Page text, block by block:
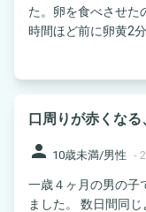
た。卵を食べさせた
時間ほど前に卵黄2分
口周りが赤くな
person 10歳未満/男性 -
一歳４ヶ月の男の子
ました。 数日間同じようなメニューだったので、新たに追加